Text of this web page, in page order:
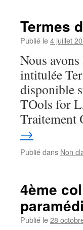
Termes
Publié le4 juillet
Nous
intitulée
disponible
TOols for
→
Publié dans Non
4ème
Publié le28